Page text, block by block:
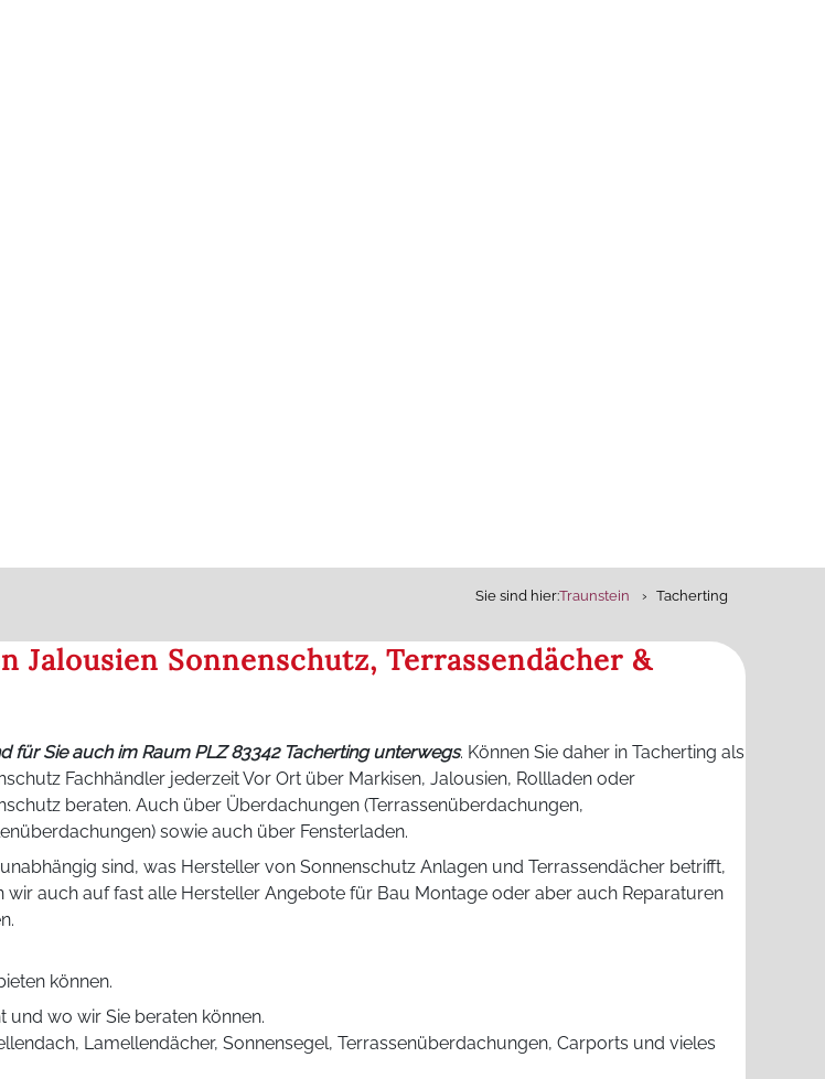
Sie sind hier:Traunstein Tacherting
Jalousien Sonnenschutz, Terrassendächer &
für Sie auch im Raum PLZ 83342 Tacherting unterwegs. Können Sie daher in Tacherting als
Fachhändler jederzeit Vor Ort über Markisen, Jalousien, Rollladen oder
beraten. Auch über Überdachungen (Terrassenüberdachungen,
sowie auch über Fensterladen.
sind, was Hersteller von Sonnenschutz Anlagen und Terrassendächer betrifft,
wir auch auf fast alle Hersteller Angebote für Bau Montage oder aber auch Reparaturen
können.
wo wir Sie beraten können.
Lamellendächer, Sonnensegel, Terrassenüberdachungen, Carports und vieles